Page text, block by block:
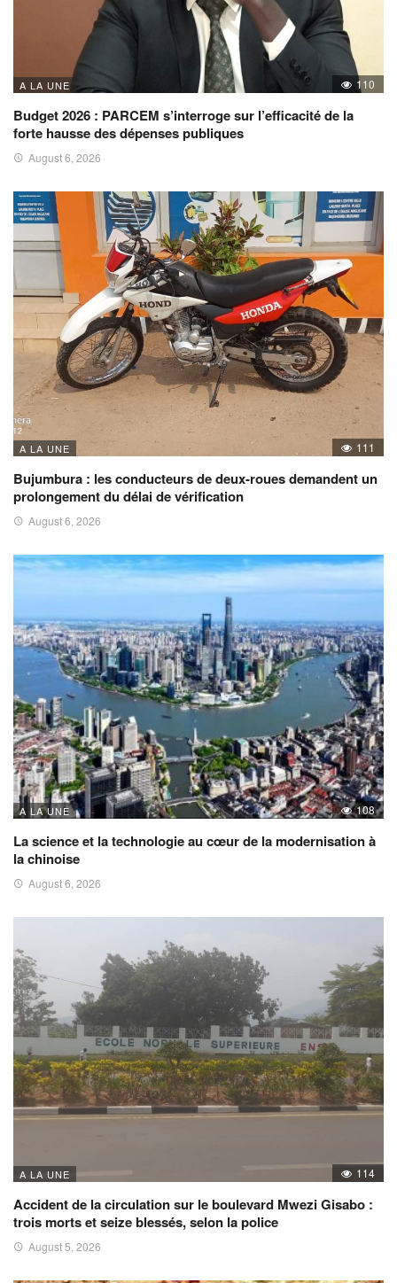
A LA UNE 110
Budget 2026 : PARCEM s’interroge sur l’efficacité de la
forte hausse des dépenses publiques
August 6, 2026
A LA UNE 111
Bujumbura : les conducteurs de deux-roues demandent un
prolongement du délai de vérification
August 6, 2026
A LA UNE 108
La science et la technologie au cœur de la modernisation à
la chinoise
August 6, 2026
A LA UNE 114
Accident de la circulation sur le boulevard Mwezi Gisabo :
trois morts et seize blessés, selon la police
August 5, 2026